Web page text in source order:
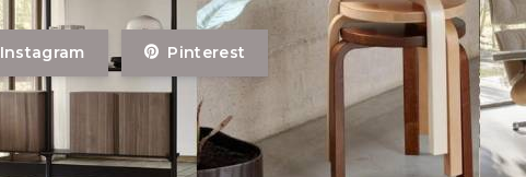
Instagram Pinterest